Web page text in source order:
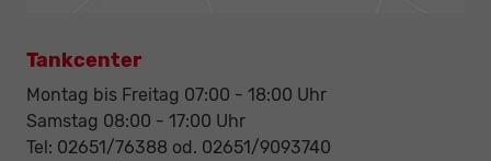
Tankcenter
Montag bis Freitag 07:00 - 18:00 Uhr
Samstag 08:00 - 17:00 Uhr
Tel: 02651/76388 od. 02651/9093740